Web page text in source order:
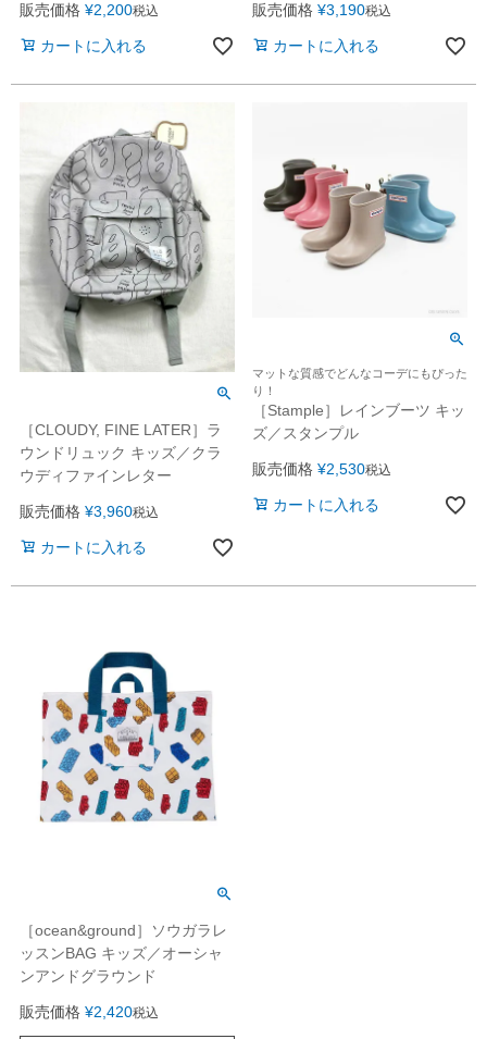
販売価格 ¥2,200税込
カートに入れる
販売価格 ¥3,190税込
カートに入れる
［CLOUDY, FINE LATER］ラ
ウンドリュック キッズ／クラ
ウディファインレター
販売価格 ¥3,960税込
カートに入れる
マットな質感でどんなコーデにもぴった
り！
［Stample］レインブーツ キッ
ズ／スタンプル
販売価格 ¥2,530税込
カートに入れる
［ocean&ground］ソウガラレ
ッスンBAG キッズ／オーシャ
ンアンドグラウンド
販売価格 ¥2,420税込